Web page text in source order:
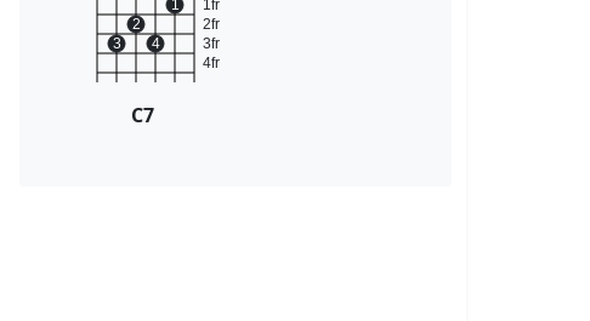
1fr
2fr
3fr
4fr
3
2
4
1
C7